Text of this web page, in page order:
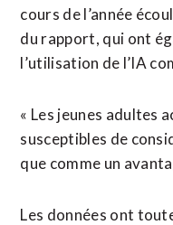
cours de l’année
du rapport, qui ont
l’utilisation de l’IA
« Les jeunes adultes
susceptibles de
que comme un
Les données ont